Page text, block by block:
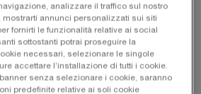
analizzare il traffico sul nostro
mostrarti annunci personalizzati sui siti
fornirti le funzionalità relative ai social
sottostanti potrai proseguire la
necessari, selezionare le singole
accettare l’installazione di tutti i cookie.
senza selezionare i cookie, saranno
predefinite relative ai soli cookie